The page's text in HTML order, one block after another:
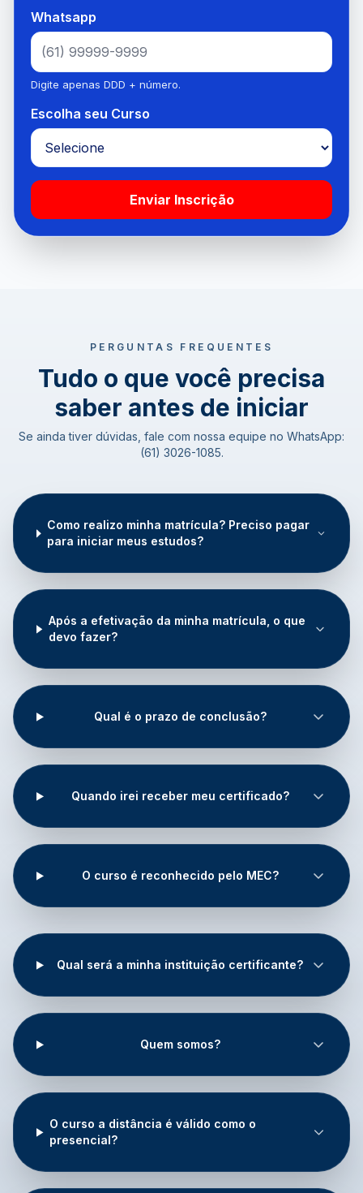
Whatsapp
Digite apenas DDD + número.
Escolha seu Curso
Enviar Inscrição
PERGUNTAS FREQUENTES
Tudo o que você precisa
saber antes de iniciar
Se ainda tiver dúvidas, fale com nossa equipe no WhatsApp:
(61) 3026-1085.
Como realizo minha matrícula? Preciso pagar
para iniciar meus estudos?
Após a efetivação da minha matrícula, o que
devo fazer?
Qual é o prazo de conclusão?
Quando irei receber meu certificado?
O curso é reconhecido pelo MEC?
Qual será a minha instituição certificante?
Quem somos?
O curso a distância é válido como o
presencial?